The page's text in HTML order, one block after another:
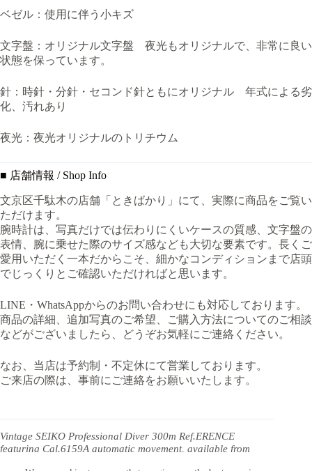
ベゼル：使用に伴う小キズ
文字盤：オリジナル文字盤 夜光もオリジナルで、非常に良い
状態を保っています。
針：時針・分針・セコンド針ともにオリジナル 年式による劣
化、汚れあり
夜光：夜光オリジナルのトリチウム
■ 店舗情報 / Shop Info
文京区千駄木の店舗「ときばかり」にて、実際に商品をご覧い
ただけます。
腕時計は、写真だけでは伝わりにくいケースの質感、文字盤の
表情、腕に乗せた際のサイズ感なども大切な要素です。長くご
愛用いただく一本だからこそ、細かなコンディションまで店頭
でじっくりとご確認いただければと思います。
LINE・WhatsAppからのお問い合わせにも対応しております。
商品の詳細、追加写真のご希望、ご購入方法についてのご相談
などがございましたら、どうぞお気軽にご連絡ください。
なお、当店は予約制・不定休にて営業しております。
ご来店の際は、事前にご連絡をお願いいたします。
Vintage SEIKO Professional Diver 300m Ref.ERENCE
featuring Cal.6159A automatic movement, available from